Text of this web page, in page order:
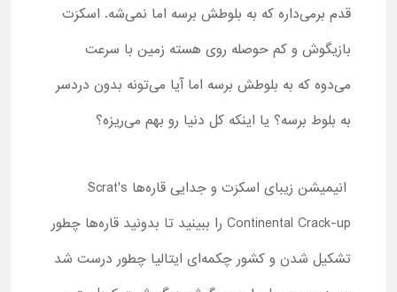
قدم بر‌می‌داره که به بلوطش برسه اما نمی‌شه. اسکرَت
بازیگوش و کم حوصله روی هسته زمین با سرعت
می‌دوه که به بلوطش برسه اما آیا ‌می‌تونه بدون دردسر
به بلوط برسه؟ یا اینکه کل دنیا رو بهم می‌ریزه؟
انیمیشن زیبای اسکرَت و جدایی قاره‌ها Scrat's
Continental Crack-up را ببینید تا بدونید قاره‌ها چطور
تشکیل شدن و کشور چکمه‌ای ایتالیا چطور درست شد